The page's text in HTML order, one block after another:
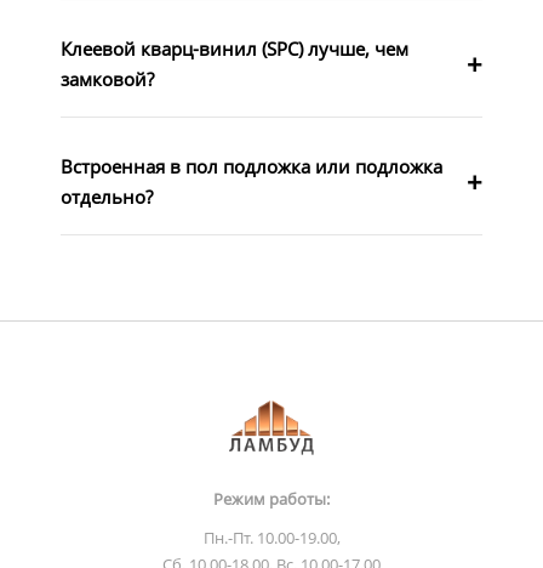
Клеевой кварц-винил (SPC) лучше, чем
замковой?
Встроенная в пол подложка или подложка
отдельно?
Режим работы:
Пн.-Пт. 10.00-19.00,